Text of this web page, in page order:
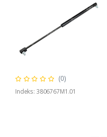
(0)
Indeks: 3806767M1.01